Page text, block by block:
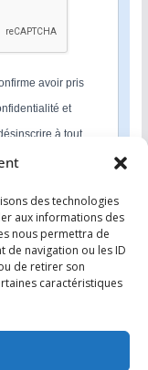
des technologies
aux informations des
nous permettra de
de navigation ou les ID
de retirer son
caractéristiques
avoir pris
et
à tout
nos emails.
plateforme
vous
vous allez fournir
qualité de